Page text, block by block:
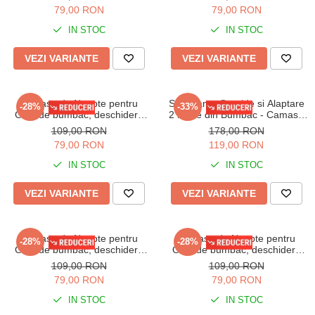
79,00 RON
IN STOC
VEZI VARIANTE
79,00 RON
IN STOC
VEZI VARIANTE
-28%
Camasa de Noapte pentru
Gravide bumbac, deschidere
pentru Alaptare 3316 bleu
109,00 RON
79,00 RON
IN STOC
VEZI VARIANTE
-33%
Set Pijama Gravide si Alaptare
2 Piese din Bumbac - Camasa
de Noapte si Halat 632 alb
178,00 RON
119,00 RON
IN STOC
VEZI VARIANTE
-28%
Camasa de Noapte pentru
Gravide bumbac, deschidere
pentru Alaptare 3337 roz prafuit
109,00 RON
79,00 RON
IN STOC
-28%
Camasa de Noapte pentru
Gravide bumbac, deschidere
pentru Alaptare 3337 corai
109,00 RON
79,00 RON
IN STOC